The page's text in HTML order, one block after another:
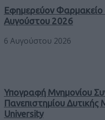
Εφημερεύον
Αυγούστου 2026
6 Αυγούστου 2026
Υπογραφή Μνημονίου
Πανεπιστημίου
University